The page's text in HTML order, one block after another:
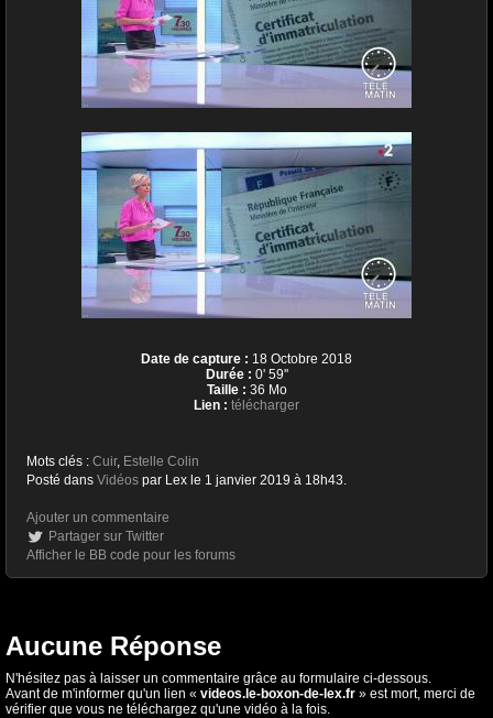
Date de capture : 18 Octobre 2018
Durée : 0' 59''
Taille : 36 Mo
Lien : télécharger
Mots clés : Cuir, Estelle Colin
Posté dans Vidéos par Lex le 1 janvier 2019 à 18h43.
Ajouter un commentaire
Partager sur Twitter
Afficher le BB code pour les forums
Aucune Réponse
N'hésitez pas à laisser un commentaire grâce au formulaire ci-dessous.
Avant de m'informer qu'un lien « videos.le-boxon-de-lex.fr » est mort, merci de
vérifier que vous ne téléchargez qu'une vidéo à la fois.